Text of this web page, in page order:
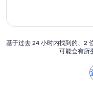
极
（3,644
基
基于过去 24 小时内找到的、2
可能会有所